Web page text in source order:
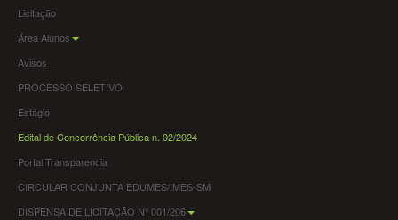
Licitação
Área Alunos
Avisos
PROCESSO SELETIVO
Estágio
Edital de Concorrência Pública n. 02/2024
Portal Transparencia
CIRCULAR CONJUNTA EDUMES/IMES-SM
DISPENSA DE LICITAÇÃO N° 001/206